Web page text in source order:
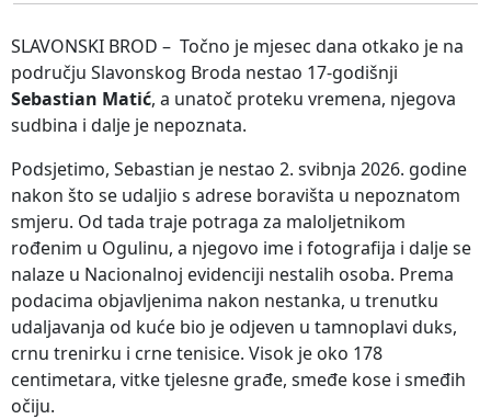
SLAVONSKI BROD – Točno je mjesec dana otkako je na
području Slavonskog Broda nestao 17-godišnji
Sebastian Matić, a unatoč proteku vremena, njegova
sudbina i dalje je nepoznata.
Podsjetimo, Sebastian je nestao 2. svibnja 2026. godine
nakon što se udaljio s adrese boravišta u nepoznatom
smjeru. Od tada traje potraga za maloljetnikom
rođenim u Ogulinu, a njegovo ime i fotografija i dalje se
nalaze u Nacionalnoj evidenciji nestalih osoba. Prema
podacima objavljenima nakon nestanka, u trenutku
udaljavanja od kuće bio je odjeven u tamnoplavi duks,
crnu trenirku i crne tenisice. Visok je oko 178
centimetara, vitke tjelesne građe, smeđe kose i smeđih
očiju.